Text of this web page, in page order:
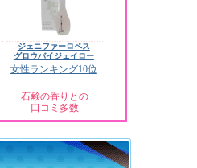
ジェニファーロペス
グロウバイジェイロー
女性ランキング10位
石鹸の香りとの
口コミ多数